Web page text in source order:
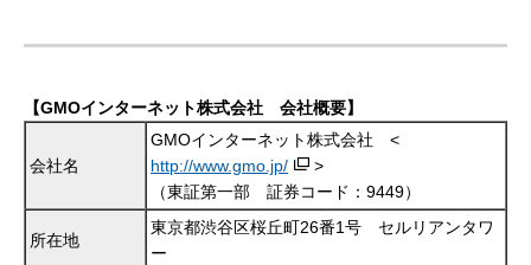
【GMOインターネット株式会社 会社概要】
会社名
GMOインターネット株式会社 <
http://www.gmo.jp/
>
（東証第一部 証券コード：9449）
所在地
東京都渋谷区桜丘町26番1号 セルリアンタワ
ー